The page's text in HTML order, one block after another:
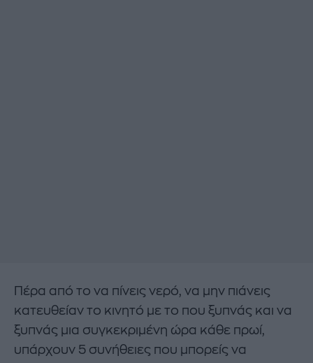
Πέρα από το να πίνεις νερό, να μην πιάνεις
κατευθείαν το κινητό με το που ξυπνάς και να
ξυπνάς μια συγκεκριμένη ώρα κάθε πρωί,
υπάρχουν 5 συνήθειες που μπορείς να